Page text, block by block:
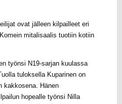
ovat jälleen kilpailleet eri
mitalisaalis tuotiin kotiin
työnsi N19-sarjan kuulassa
tuloksella Kuparinen on
kakkosena. Hänen
hopealle työnsi Nilla